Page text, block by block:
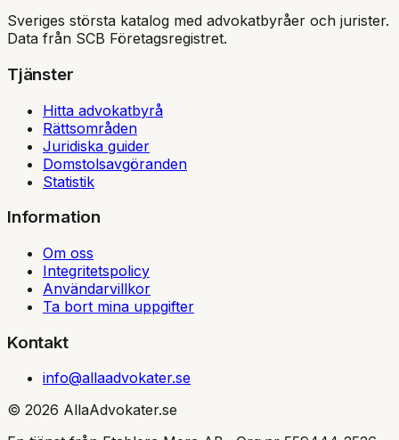
Sveriges största katalog med advokatbyråer och jurister.
Data från SCB Företagsregistret.
Tjänster
Hitta advokatbyrå
Rättsområden
Juridiska guider
Domstolsavgöranden
Statistik
Information
Om oss
Integritetspolicy
Användarvillkor
Ta bort mina uppgifter
Kontakt
info@allaadvokater.se
© 2026 AllaAdvokater.se